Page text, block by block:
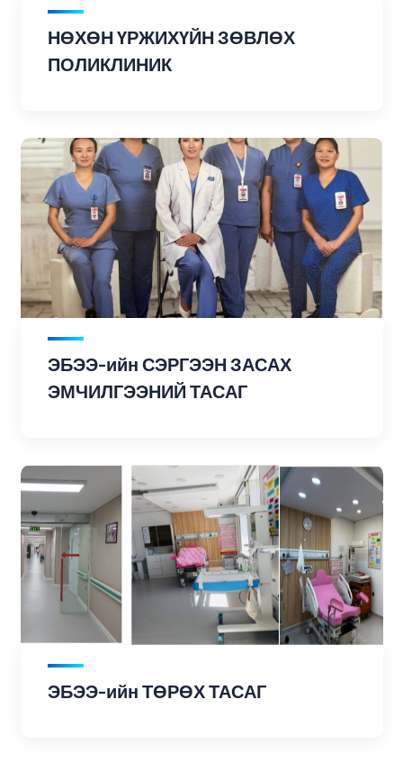
НӨХӨН ҮРЖИХҮЙН ЗӨВЛӨХ
ПОЛИКЛИНИК
ЭБЭЭ-ийн СЭРГЭЭН ЗАСАХ
ЭМЧИЛГЭЭНИЙ ТАСАГ
ЭБЭЭ-ийн ТӨРӨХ ТАСАГ